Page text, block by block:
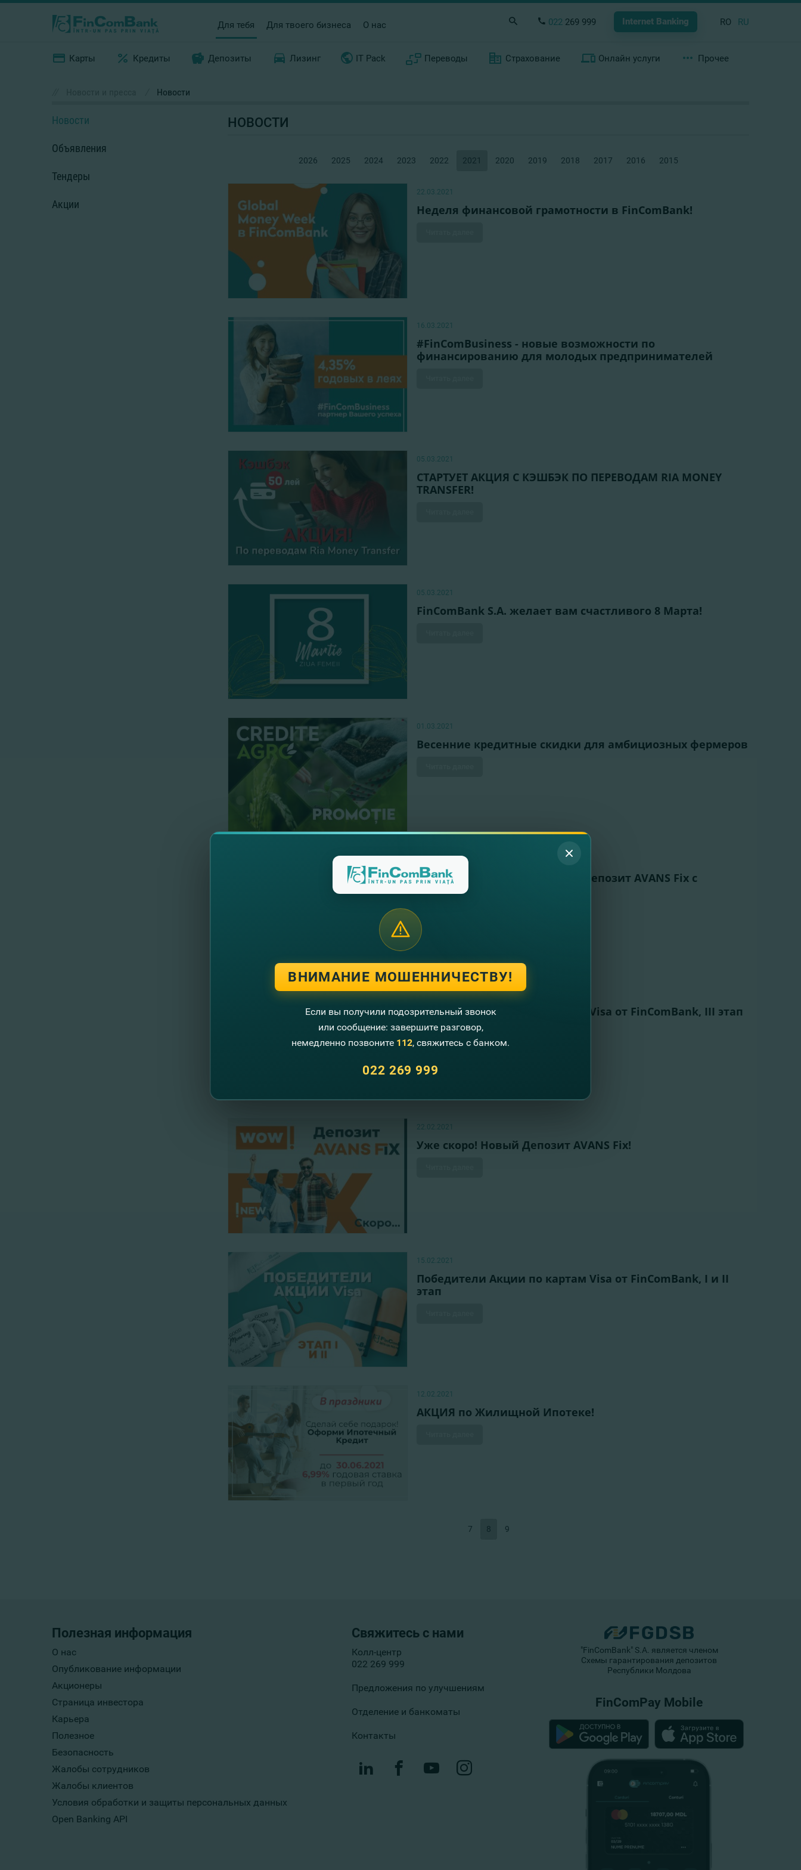
Для тебя Для твоего бизнеса О нас 022 269 999 Internet Banking RO RU
Карты Кредиты Депозиты Лизинг IT Pack Переводы Страхование Онлайн услуги Прочее
Новости
Новости
Объявления
Тендеры
Акции
НОВОСТИ
2026 2025 2024 2023 2022 2021 2020 2019 2018 2017 2016 2015
22.03.2021
Неделя финансовой грамотности в FinComBank!
16.03.2021
#FinComBusiness - новые возможности по
финансированию для молодых предпринимателей
05.03.2021
СТАРТУЕТ АКЦИЯ С КЭШБЭК ПО ПЕРЕВОДАМ RIA MONEY
TRANSFER!
05.03.2021
FinComBank S.A. желает вам счастливого 8 Марта!
01.03.2021
Весенние кредитные скидки для амбициозных фермеров
FinComBank запустил новый Депозит AVANS Fix с
выплатой % в аванс!
22.02.2021
Победители Акции по картам Visa от FinComBank, III этап
Читать далее
22.02.2021
Уже скоро! Новый Депозит AVANS Fix!
15.02.2021
Победители Акции по картам Visa от FinComBank, I и II
этап
12.02.2021
АКЦИЯ по Жилищной Ипотеке!
7 8 9
Полезная информация
О нас
Опубликование информации
Акционеры
Страница инвестора
Карьера
Полезное
Безопасность
Жалобы сотрудников
Жалобы клиентов
Условия обработки и защиты персональных данных
Open Banking API
Свяжитесь с нами
Колл-центр
022 269 999
Предложения по улучшениям
Отделение и банкоматы
Контакты
"FinComBank" S.A. является членом
Схемы гарантирования депозитов
Республики Молдова
FinComPay Mobile
ВНИМАНИЕ МОШЕННИЧЕСТВУ!
Если вы получили подозрительный звонок
или сообщение: завершите разговор,
немедленно позвоните 112, свяжитесь с банком.
022 269 999